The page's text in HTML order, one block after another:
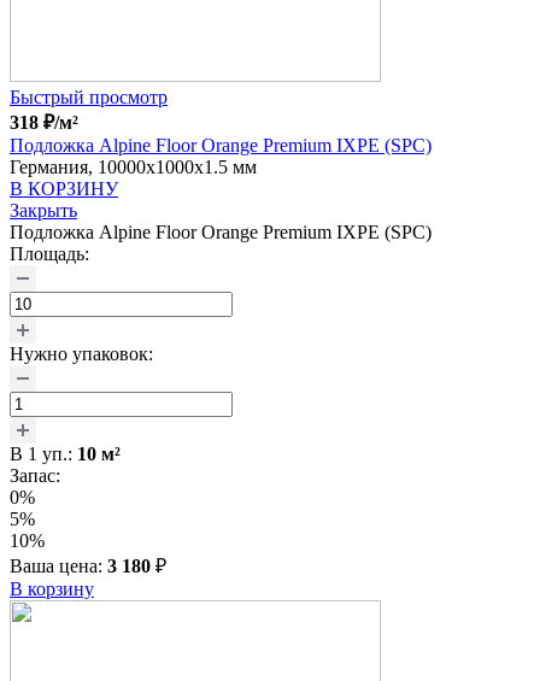
Быстрый просмотр
318 ₽/м²
Подложка Alpine Floor Orange Premium IXPE (SPC)
Германия, 10000x1000x1.5 мм
В КОРЗИНУ
Закрыть
Подложка Alpine Floor Orange Premium IXPE (SPC)
Площадь:
Нужно упаковок:
В 1 уп.: 10 м²
Запас:
0%
5%
10%
Ваша цена: 3 180 ₽
В корзину